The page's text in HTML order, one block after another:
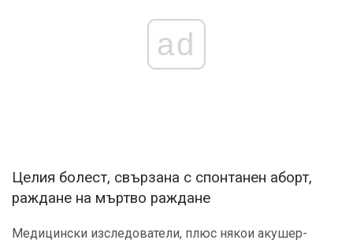
ad
Целия болест, свързана с спонтанен аборт,
раждане на мъртво раждане
Медицински изследователи, плюс някои акушер-